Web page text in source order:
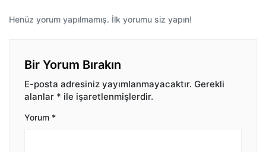
Henüz yorum yapılmamış. İlk yorumu siz yapın!
Bir Yorum Bırakın
E-posta adresiniz yayımlanmayacaktır. Gerekli
alanlar * ile işaretlenmişlerdir.
Yorum *